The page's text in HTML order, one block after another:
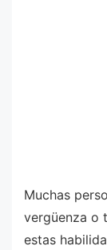
Muchas
vergüenza o
estas